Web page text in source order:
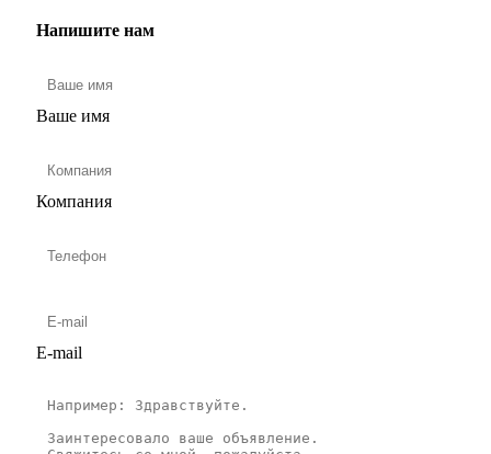
Напишите нам
Ваше имя
Компания
E-mail